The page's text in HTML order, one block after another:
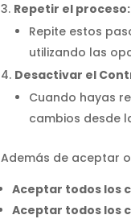
Repetir el proceso:
Repite estos
utilizando las
Desactivar el
Cuando hayas
cambios desde
Además de aceptar
Aceptar todos los
Aceptar todos los